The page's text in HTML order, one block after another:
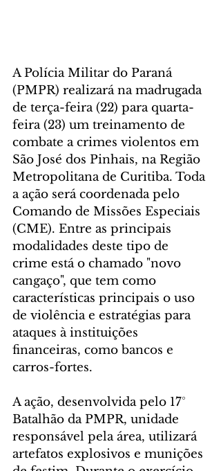
A Polícia Militar do Paraná
(PMPR) realizará na madrugada
de terça-feira (22) para quarta-
feira (23) um treinamento de
combate a crimes violentos em
São José dos Pinhais, na Região
Metropolitana de Curitiba. Toda
a ação será coordenada pelo
Comando de Missões Especiais
(CME). Entre as principais
modalidades deste tipo de
crime está o chamado "novo
cangaço", que tem como
características principais o uso
de violência e estratégias para
ataques à instituições
financeiras, como bancos e
carros-fortes.
A ação, desenvolvida pelo 17°
Batalhão da PMPR, unidade
responsável pela área, utilizará
artefatos explosivos e munições